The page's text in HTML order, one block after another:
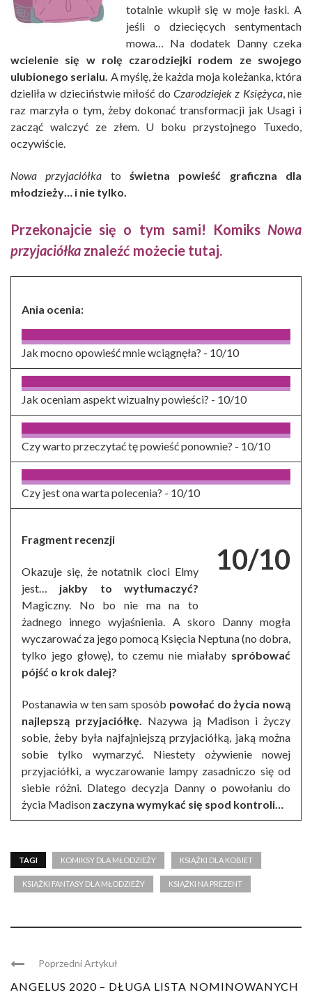
totalnie wkupił się w moje łaski. A
jeśli o dziecięcych sentymentach
mowa… Na dodatek Danny czeka
wcielenie się w rolę czarodziejki rodem ze swojego
ulubionego serialu. A myślę, że każda moja koleżanka, która
dzieliła w dzieciństwie miłość do Czarodziejek z Księżyca, nie
raz marzyła o tym, żeby dokonać transformacji jak Usagi i
zacząć walczyć ze złem. U boku przystojnego Tuxedo,
oczywiście.
Nowa przyjaciółka toświetna powieść graficzna dla
młodzieży… i nie tylko.
Przekonajcie się o tym sami! Komiks Nowa
przyjaciółka znaleźć możecie tutaj.
Ania ocenia:
Jak mocno opowieść mnie wciągnęła? - 10/10
Jak oceniam aspekt wizualny powieści? - 10/10
Czy warto przeczytać tę powieść ponownie? - 10/10
Czy jest ona warta polecenia? - 10/10
10/10
Fragment recenzji
Okazuje się, że notatnik cioci Elmy
jest… jakby to wytłumaczyć?
Magiczny. No bo nie ma na to
żadnego innego wyjaśnienia. A skoro Danny mogła
wyczarować za jego pomocą Księcia Neptuna (no dobra,
tylko jego głowę), to czemu nie miałaby spróbować
pójść o krok dalej?
Postanawia w ten sam sposób powołać do życia nową
najlepszą przyjaciółkę. Nazywa ją Madison i życzy
sobie, żeby była najfajniejszą przyjaciółką, jaką można
sobie tylko wymarzyć. Niestety ożywienie nowej
przyjaciółki, a wyczarowanie lampy zasadniczo się od
siebie różni. Dlatego decyzja Danny o powołaniu do
życia Madison zaczyna wymykać się spod kontroli…
TAGI KOMIKSY DLA MŁODZIEŻY KSIĄŻKI DLA KOBIET
KSIĄŻKI FANTASY DLA MŁODZIEŻY KSIĄŻKI NA PREZENT
Poprzedni Artykuł
ANGELUS 2020 – DŁUGA LISTA NOMINOWANYCH